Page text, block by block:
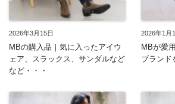
2026年3月15日
MBの購入品｜気に入ったアイウ
ェア、スラックス、サンダルなど
など・・・
2026年1月
MBが愛
ブランド